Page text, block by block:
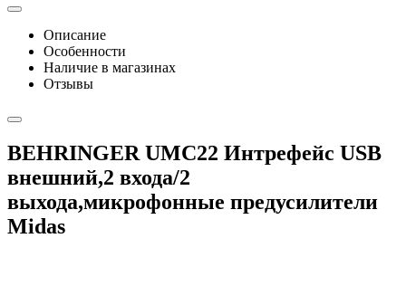
Описание
Особенности
Наличие в магазинах
Отзывы
BEHRINGER UMC22 Интрефейс USB
внешний,2 входа/2
выхода,микрофонные предусилители
Midas